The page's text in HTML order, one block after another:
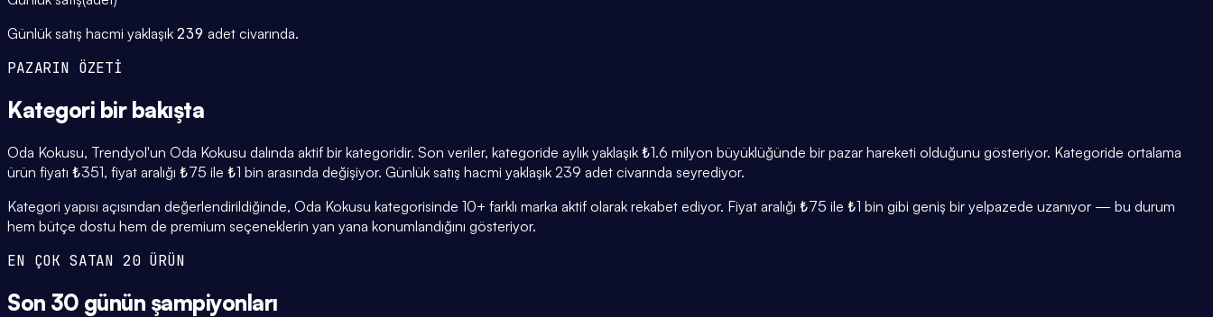
Günlük satış hacmi yaklaşık 239 adet civarında.
PAZARIN ÖZETİ
Kategori bir bakışta
Oda Kokusu, Trendyol'un Oda Kokusu dalında aktif bir kategoridir. Son veriler, kategoride aylık yaklaşık ₺1.6 milyon büyüklüğünde bir pazar hareketi olduğunu gösteriyor. Kategoride ortalama
ürün fiyatı ₺351, fiyat aralığı ₺75 ile ₺1 bin arasında değişiyor. Günlük satış hacmi yaklaşık 239 adet civarında seyrediyor.
Kategori yapısı açısından değerlendirildiğinde, Oda Kokusu kategorisinde 10+ farklı marka aktif olarak rekabet ediyor. Fiyat aralığı ₺75 ile ₺1 bin gibi geniş bir yelpazede uzanıyor — bu durum
hem bütçe dostu hem de premium seçeneklerin yan yana konumlandığını gösteriyor.
EN ÇOK SATAN 20 ÜRÜN
Son 30 günün şampiyonları